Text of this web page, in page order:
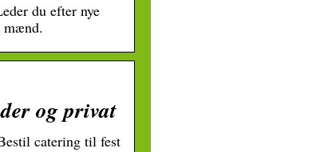
du efter nye
mænd.
og privat
catering til fest